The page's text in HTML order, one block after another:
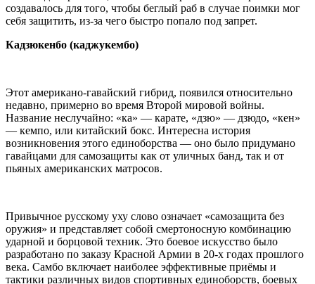
создавалось для того, чтобы беглый раб в случае поимки мог
себя защитить, из-за чего быстро попало под запрет.
Кадзюкенбо (каджукембо)
Этот американо-гавайский гибрид, появился относительно
недавно, примерно во время Второй мировой войны.
Название неслучайно: «ка» — карате, «дзю» — дзюдо, «кен»
— кемпо, или китайский бокс. Интересна история
возникновения этого единоборства — оно было придумано
гавайцами для самозащиты как от уличных банд, так и от
пьяных американских матросов.
Привычное русскому уху слово означает «самозащита без
оружия» и представляет собой смертоносную комбинацию
ударной и борцовой техник. Это боевое искусство было
разработано по заказу Красной Армии в 20-х годах прошлого
века. Самбо включает наиболее эффективные приёмы и
тактики различных видов спортивных единоборств, боевых